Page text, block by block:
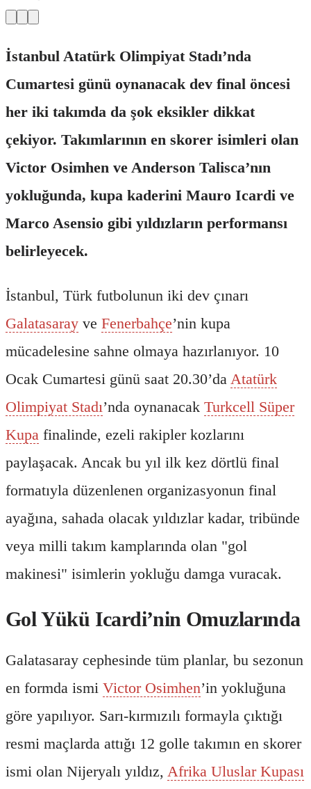
İstanbul Atatürk Olimpiyat Stadı’nda
Cumartesi günü oynanacak dev final öncesi
her iki takımda da şok eksikler dikkat
çekiyor. Takımlarının en skorer isimleri olan
Victor Osimhen ve Anderson Talisca’nın
yokluğunda, kupa kaderini Mauro Icardi ve
Marco Asensio gibi yıldızların performansı
belirleyecek.
İstanbul, Türk futbolunun iki dev çınarı
Galatasaray ve Fenerbahçe’nin kupa
mücadelesine sahne olmaya hazırlanıyor. 10
Ocak Cumartesi günü saat 20.30’da Atatürk
Olimpiyat Stadı’nda oynanacak Turkcell Süper
Kupa finalinde, ezeli rakipler kozlarını
paylaşacak. Ancak bu yıl ilk kez dörtlü final
formatıyla düzenlenen organizasyonun final
ayağına, sahada olacak yıldızlar kadar, tribünde
veya milli takım kamplarında olan "gol
makinesi" isimlerin yokluğu damga vuracak.
Gol Yükü Icardi’nin Omuzlarında
Galatasaray cephesinde tüm planlar, bu sezonun
en formda ismi Victor Osimhen’in yokluğuna
göre yapılıyor. Sarı-kırmızılı formayla çıktığı
resmi maçlarda attığı 12 golle takımın en skorer
ismi olan Nijeryalı yıldız, Afrika Uluslar Kupası